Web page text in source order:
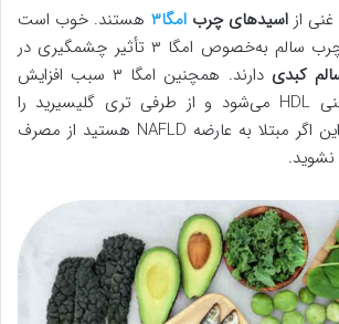
از اسیدهای چربامگا۳
هستند. خوب است
امگا ۳ تأثیر چشمگیری در
کبدی
دارند. همچنین امگا ۳ سبب افزایش
چربی خون خوب یعنی HDL می‌شود و از طرفی تری گلیسیرید را
کاهش می‌دهد. بنابراین اگر مبتلا به عارضه NAFLD هستید از مصرف